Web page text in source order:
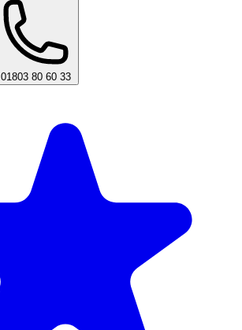
01803 80 60 33